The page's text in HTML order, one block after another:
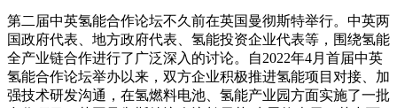
第二届中英氢能合作论坛不久前在英国曼彻斯特举行。中英两
国政府代表、地方政府代表、氢能投资企业代表等，围绕氢能
全产业链合作进行了广泛深入的讨论。自2022年4月首届中英
氢能合作论坛举办以来，双方企业积极推进氢能项目对接、加
强技术研发沟通，在氢燃料电池、氢能产业园方面实施了一批